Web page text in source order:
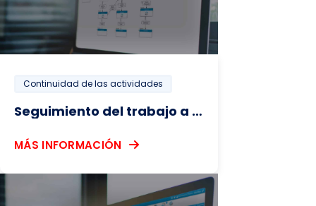
Continuidad de las actividades
Seguimiento del trabajo a distancia
MÁS INFORMACIÓN